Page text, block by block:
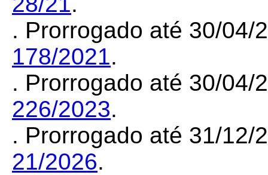
. Prorrogado até 30/04/
178/2021.
. Prorrogado até 30/04/
226/2023.
. Prorrogado até 31/12/
21/2026.